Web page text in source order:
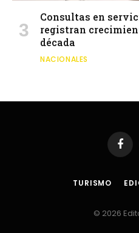
Consultas en
registran
década
NACIONALES
TURISMO
© 2026